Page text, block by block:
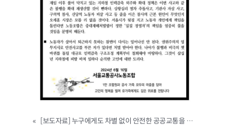
«
[보도자료] 누구에게도 차별 없이 안전한 공공교통을 요구하는 재해 참사현장 함께 돌아보기 다크투어